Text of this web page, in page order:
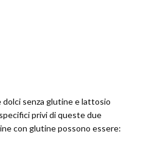
dolci senza glutine e lattosio
privi di queste due
con glutine possono essere: